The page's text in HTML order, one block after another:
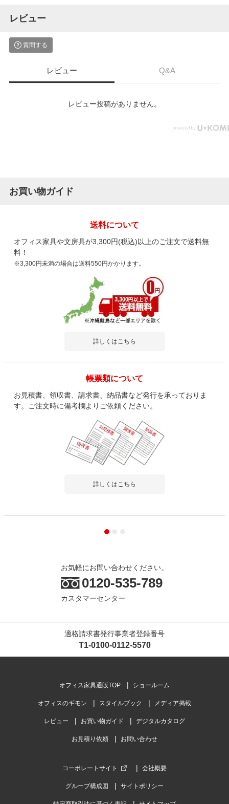
レビュー
質問する
レビュー Q&A
レビュー投稿がありません。
お買い物ガイド
送料について
オフィス家具や文房具が3,300円(税込)以上のご注文で送料無
料！
※3,300円未満の場合は送料550円かかります。
詳しくはこちら
帳票類について
お見積書、領収書、請求書、納品書など発行を承っておりま
す。ご注文時に備考欄よりご依頼ください。
詳しくはこちら
お気軽にお問い合わせください。
0120-535-789
カスタマーセンター
適格請求書発行事業者登録番号
T1-0100-0112-5570
オフィス家具通販TOP ショールーム
オフィスのギモン スタイルブック メディア掲載
レビュー お買い物ガイド デジタルカタログ
お見積り依頼 お問い合わせ
コーポレートサイト 会社概要
グループ構成図 サイトポリシー